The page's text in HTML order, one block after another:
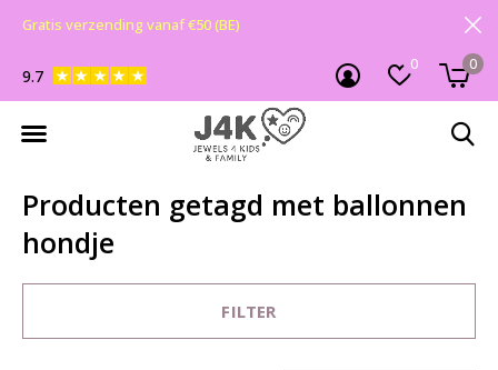
0 0
9.7
Gratis verzending vanaf €50 (BE)
Producten getagd met ballonnen
hondje
FILTER